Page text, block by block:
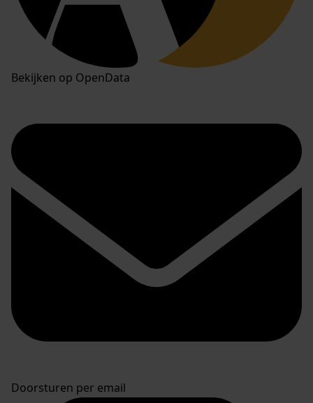
Bekijken op OpenData
Doorsturen per email